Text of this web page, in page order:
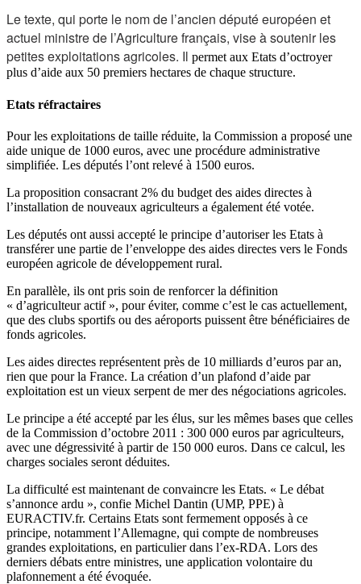
Le texte, qui porte le nom de l’ancien député européen et
actuel ministre de l’Agriculture français, vise à soutenir les
petites exploitations agricoles. Il permet aux Etats d’octroyer
plus d’aide aux 50 premiers hectares de chaque structure.
Etats réfractaires
Pour les exploitations de taille réduite, la Commission a proposé une
aide unique de 1000 euros, avec une procédure administrative
simplifiée. Les députés l’ont relevé à 1500 euros.
La proposition consacrant 2% du budget des aides directes à
l’installation de nouveaux agriculteurs a également été votée.
Les députés ont aussi accepté le principe d’autoriser les Etats à
transférer une partie de l’enveloppe des aides directes vers le Fonds
européen agricole de développement rural.
En parallèle, ils ont pris soin de renforcer la définition
« d’agriculteur actif », pour éviter, comme c’est le cas actuellement,
que des clubs sportifs ou des aéroports puissent être bénéficiaires de
fonds agricoles.
Les aides directes représentent près de 10 milliards d’euros par an,
rien que pour la France. La création d’un plafond d’aide par
exploitation est un vieux serpent de mer des négociations agricoles.
Le principe a été accepté par les élus, sur les mêmes bases que celles
de la Commission d’octobre 2011 : 300 000 euros par agriculteurs,
avec une dégressivité à partir de 150 000 euros. Dans ce calcul, les
charges sociales seront déduites.
La difficulté est maintenant de convaincre les Etats. « Le débat
s’annonce ardu », confie Michel Dantin (UMP, PPE) à
EURACTIV.fr. Certains Etats sont fermement opposés à ce
principe, notamment l’Allemagne, qui compte de nombreuses
grandes exploitations, en particulier dans l’ex-RDA. Lors des
derniers débats entre ministres, une application volontaire du
plafonnement a été évoquée.